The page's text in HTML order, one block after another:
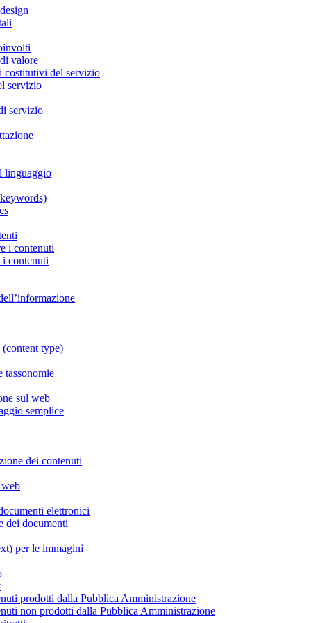
valore
costitutivi del servizio
servizio
servizio
linguaggio
i contenuti
i contenuti
type)
tassonomie
sul web
semplice
dei contenuti
elettronici
dei documenti
per le immagini
prodotti dalla Pubblica Amministrazione
non prodotti dalla Pubblica Amministrazione